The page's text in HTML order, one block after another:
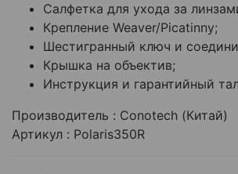
Салфетка для ухода за
Крепление Weaver/Picatinny;
Шестигранный ключ и
Крышка на объектив;
Инструкция и гарантийный
Производитель : Conotech (Китай)
Артикул : Polaris350R